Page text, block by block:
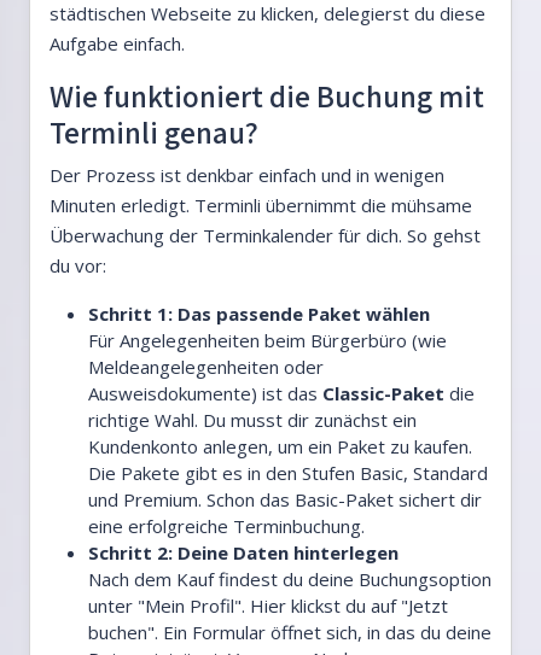
städtischen Webseite zu klicken, delegierst du diese
Aufgabe einfach.
Wie funktioniert die Buchung mit
Terminli genau?
Der Prozess ist denkbar einfach und in wenigen
Minuten erledigt. Terminli übernimmt die mühsame
Überwachung der Terminkalender für dich. So gehst
du vor:
Schritt 1: Das passende Paket wählen
Für Angelegenheiten beim Bürgerbüro (wie
Meldeangelegenheiten oder
Ausweisdokumente) ist das Classic-Paket die
richtige Wahl. Du musst dir zunächst ein
Kundenkonto anlegen, um ein Paket zu kaufen.
Die Pakete gibt es in den Stufen Basic, Standard
und Premium. Schon das Basic-Paket sichert dir
eine erfolgreiche Terminbuchung.
Schritt 2: Deine Daten hinterlegen
Nach dem Kauf findest du deine Buchungsoption
unter "Mein Profil". Hier klickst du auf "Jetzt
buchen". Ein Formular öffnet sich, in das du deine